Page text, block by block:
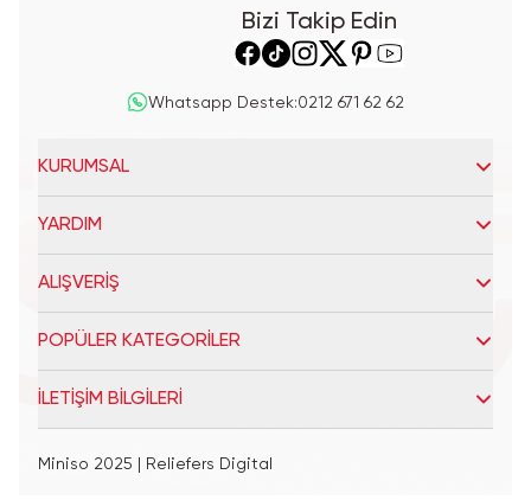
Bizi Takip Edin
Whatsapp Destek:0212 671 62 62
KURUMSAL
YARDIM
ALIŞVERİŞ
POPÜLER KATEGORİLER
İLETİŞİM BİLGİLERİ
Miniso 2025 | Reliefers Digital